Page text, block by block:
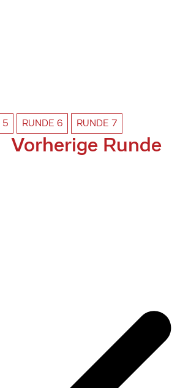
5 RUNDE 6 RUNDE 7
Vorherige Runde